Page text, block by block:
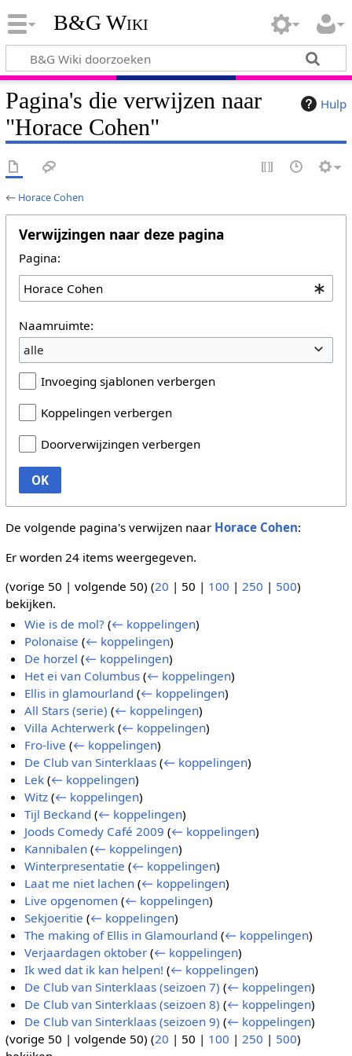
B&G Wiki
Hulp
Pagina's die verwijzen naar
"Horace Cohen"
← Horace Cohen
Verwijzingen naar deze pagina
Pagina:
Naamruimte:
alle
Invoeging sjablonen verbergen
Koppelingen verbergen
Doorverwijzingen verbergen
OK
De volgende pagina's verwijzen naar Horace Cohen:
Er worden 24 items weergegeven.
(vorige 50 | volgende 50) (20 | 50 | 100 | 250 | 500)
bekijken.
Wie is de mol? (← koppelingen)
Polonaise (← koppelingen)
De horzel (← koppelingen)
Het ei van Columbus (← koppelingen)
Ellis in glamourland (← koppelingen)
All Stars (serie) (← koppelingen)
Villa Achterwerk (← koppelingen)
Fro-live (← koppelingen)
De Club van Sinterklaas (← koppelingen)
Lek (← koppelingen)
Witz (← koppelingen)
Tijl Beckand (← koppelingen)
Joods Comedy Café 2009 (← koppelingen)
Kannibalen (← koppelingen)
Winterpresentatie (← koppelingen)
Laat me niet lachen (← koppelingen)
Live opgenomen (← koppelingen)
Sekjoeritie (← koppelingen)
The making of Ellis in Glamourland (← koppelingen)
Verjaardagen oktober (← koppelingen)
Ik wed dat ik kan helpen! (← koppelingen)
De Club van Sinterklaas (seizoen 7) (← koppelingen)
De Club van Sinterklaas (seizoen 8) (← koppelingen)
De Club van Sinterklaas (seizoen 9) (← koppelingen)
(vorige 50 | volgende 50) (20 | 50 | 100 | 250 | 500)